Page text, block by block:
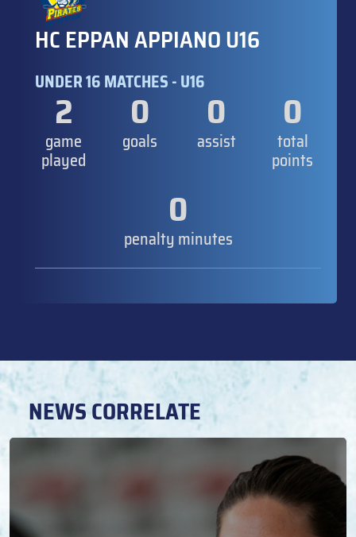
HC EPPAN APPIANO U16
UNDER 16 MATCHES - U16
2
game
played
0
goals
0
assist
0
total
points
0
penalty minutes
NEWS CORRELATE